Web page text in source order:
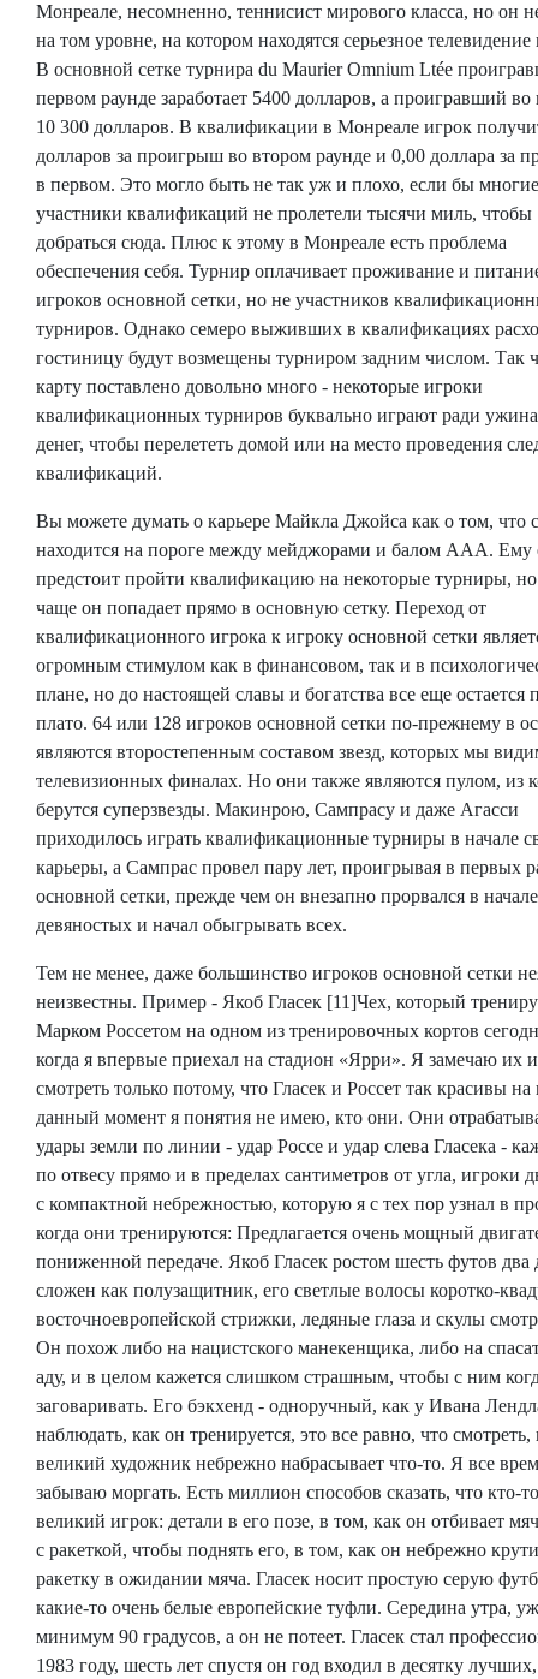
Монреале, несомненно, теннисист мирового класса, но он
на том уровне, на котором находятся серьезное телевидение
В основной сетке турнира du Maurier Omnium Ltée
первом раунде заработает 5400 долларов, а проигравший во
10 300 долларов. В квалификации в Монреале игрок
долларов за проигрыш во втором раунде и 0,00 доллара за
в первом. Это могло быть не так уж и плохо, если бы многие
участники квалификаций не пролетели тысячи миль, чтобы
добраться сюда. Плюс к этому в Монреале есть проблема
обеспечения себя. Турнир оплачивает проживание и
игроков основной сетки, но не участников
турниров. Однако семеро выживших в квалификациях
гостиницу будут возмещены турниром задним числом. Так
карту поставлено довольно много - некоторые игроки
квалификационных турниров буквально играют ради
денег, чтобы перелететь домой или на место проведения
квалификаций.
Вы можете думать о карьере Майкла Джойса как о том, что
находится на пороге между мейджорами и балом AAA. Ему
предстоит пройти квалификацию на некоторые турниры, но
чаще он попадает прямо в основную сетку. Переход от
квалификационного игрока к игроку основной сетки
огромным стимулом как в финансовом, так и в
плане, но до настоящей славы и богатства все еще остается
плато. 64 или 128 игроков основной сетки по-прежнему в
являются второстепенным составом звезд, которых мы
телевизионных финалах. Но они также являются пулом, из
берутся суперзвезды. Макинрою, Сампрасу и даже Агасси
приходилось играть квалификационные турниры в начале
карьеры, а Сампрас провел пару лет, проигрывая в первых
основной сетки, прежде чем он внезапно прорвался в начале
девяностых и начал обыгрывать всех.
Тем не менее, даже большинство игроков основной сетки
неизвестны. Пример - Якоб Гласек [11]Чех, который
Марком Россетом на одном из тренировочных кортов
когда я впервые приехал на стадион «Ярри». Я замечаю их
смотреть только потому, что Гласек и Россет так красивы
данный момент я понятия не имею, кто они. Они
удары земли по линии - удар Россе и удар слева Гласека -
по отвесу прямо и в пределах сантиметров от угла, игроки
с компактной небрежностью, которую я с тех пор узнал в
когда они тренируются: Предлагается очень мощный
пониженной передаче. Якоб Гласек ростом шесть футов
сложен как полузащитник, его светлые волосы коротко-
восточноевропейской стрижки, ледяные глаза и скулы
Он похож либо на нацистского манекенщика, либо на
аду, и в целом кажется слишком страшным, чтобы с ним
заговаривать. Его бэкхенд - одноручный, как у Ивана
наблюдать, как он тренируется, это все равно, что смотреть,
великий художник небрежно набрасывает что-то. Я все
забываю моргать. Есть миллион способов сказать, что кто-то
великий игрок: детали в его позе, в том, как он отбивает
с ракеткой, чтобы поднять его, в том, как он небрежно
ракетку в ожидании мяча. Гласек носит простую серую
какие-то очень белые европейские туфли. Середина утра,
минимум 90 градусов, а он не потеет. Гласек стал
1983 году, шесть лет спустя он год входил в десятку